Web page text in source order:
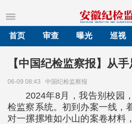
首页
审查 曝光 巡视
【中国纪检监察报】从
06-09 08:43 中国纪检监察报
2024年8月，我告别校园
检监察系统。初到办案一线，
对一摞摞堆如小山的案卷材料